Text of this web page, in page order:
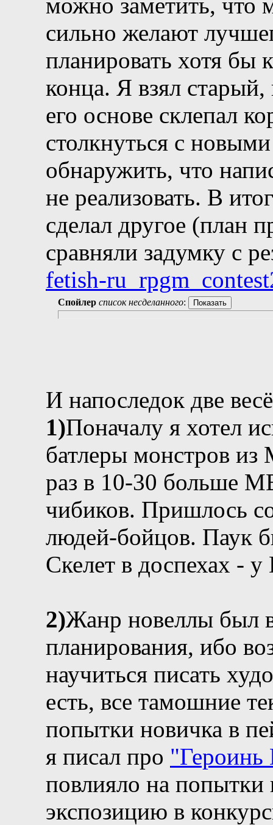
сильно желают
планировать хотя бы
конца. Я взял
его основе склепал
столкнуться с
обнаружить, что
не реализовать. В
сделал другое (план
сравняли задумку с
fetish-
Спойлер список несделанного:
И напоследок две
1)Поначалу я хотел
батлеры монстров
раз в 10-30 больше
чибиков. Пришлось
людей-бойцов. Паук
Скелет в доспехах -
2)Жанр новеллы был
планирования, ибо
научиться писать
есть, все тамошние
попытки новичка в
я писал про
повлияло на попытки
экспозицию в